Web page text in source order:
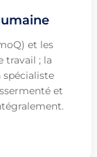
et les
travail ; la
et